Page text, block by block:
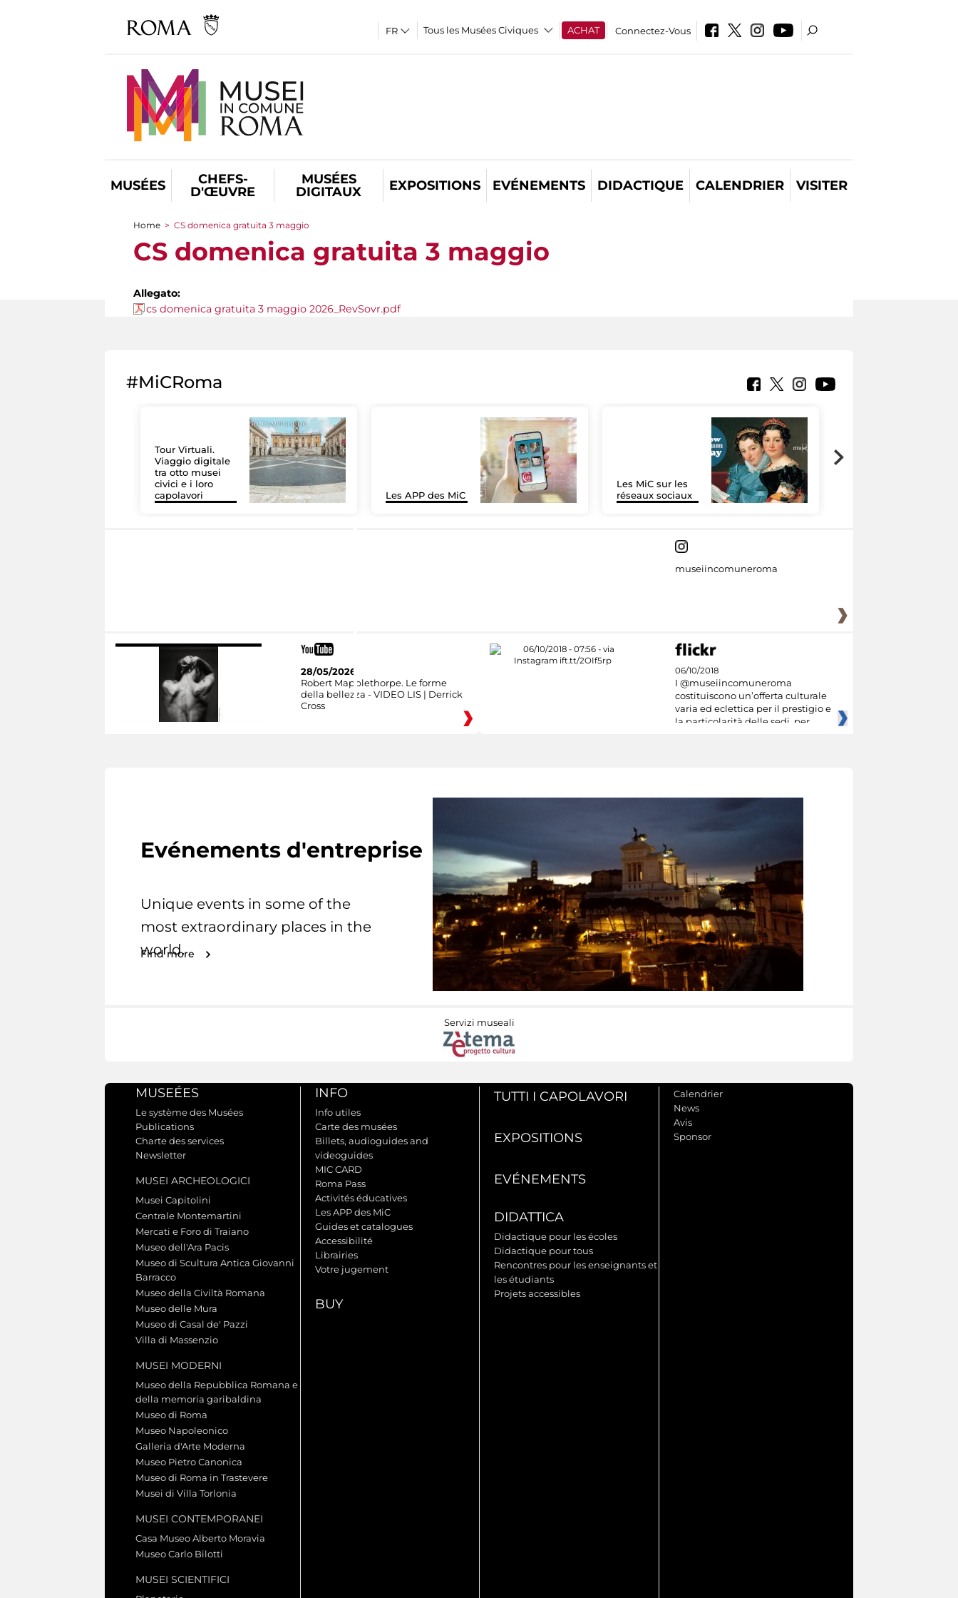
Tous les Musées Civiques ACHAT Connectez-Vous
MUSÉES
CHEFS-
D'ŒUVRE
MUSÉES
DIGITAUX
EXPOSITIONS EVÉNEMENTS DIDACTIQUE CALENDRIER VISITER
You are here
Home > CS domenica gratuita 3 maggio
CS domenica gratuita 3 maggio
Allegato:
cs domenica gratuita 3 maggio 2026_RevSovr.pdf
#MiCRoma
Tour Virtuali.
Viaggio digitale
tra otto musei
civici e i loro
capolavori
Les APP des MiC
Les MiC sur les
réseaux sociaux
museiincomuneroma
28/05/2026
Robert Mapplethorpe. Le forme
della bellezza - VIDEO LIS | Derrick
Cross
06/10/2018
I @museiincomuneroma
costituiscono un’offerta culturale
varia ed eclettica per il prestigio e
la particolarità delle sedi, per
Evénements d'entreprise
Unique events in some of the
most extraordinary places in the
world.
Find more
Servizi museali
MUSEÉES
Le système des Musées
Publications
Charte des services
Newsletter
MUSEI ARCHEOLOGICI
Musei Capitolini
Centrale Montemartini
Mercati e Foro di Traiano
Museo dell'Ara Pacis
Museo di Scultura Antica Giovanni
Barracco
Museo della Civiltà Romana
Museo delle Mura
Museo di Casal de' Pazzi
Villa di Massenzio
MUSEI MODERNI
Museo della Repubblica Romana e
della memoria garibaldina
Museo di Roma
Museo Napoleonico
Galleria d'Arte Moderna
Museo Pietro Canonica
Museo di Roma in Trastevere
Musei di Villa Torlonia
MUSEI CONTEMPORANEI
Casa Museo Alberto Moravia
Museo Carlo Bilotti
MUSEI SCIENTIFICI
INFO
Info utiles
Carte des musées
Billets, audioguides and
videoguides
MIC CARD
Roma Pass
Activités éducatives
Les APP des MiC
Guides et catalogues
Accessibilité
Librairies
Votre jugement
BUY
TUTTI I CAPOLAVORI
EXPOSITIONS
EVÉNEMENTS
DIDATTICA
Didactique pour les écoles
Didactique pour tous
Rencontres pour les enseignants et
les étudiants
Projets accessibles
Calendrier
News
Avis
Sponsor